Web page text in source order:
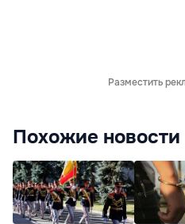
Разместить
Похожие новости